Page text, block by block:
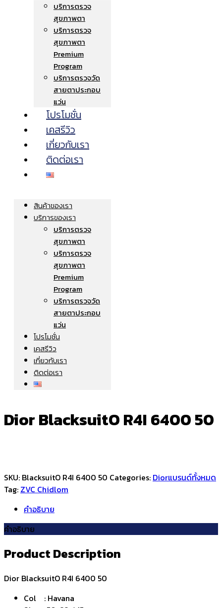
บริการตรวจ
สุขภาพตา
บริการตรวจ
สุขภาพตา
Premium
Program
บริการตรวจวัด
สายตาประกอบ
แว่น
โปรโมชั่น
เคสรีวิว
เกี่ยวกับเรา
ติดต่อเรา
สินค้าของเรา
บริการของเรา
บริการตรวจ
สุขภาพตา
บริการตรวจ
สุขภาพตา
Premium
Program
บริการตรวจวัด
สายตาประกอบ
แว่น
โปรโมชั่น
เคสรีวิว
เกี่ยวกับเรา
ติดต่อเรา
Dior BlacksuitO R4I 6400 50
SKU: BlacksuitO R4I 6400 50 Categories: Diorแบรนด์ทั้งหมด
Tag: ZVC Chidlom
คำอธิบาย
คำอธิบาย
Product Description
Dior BlacksuitO R4I 6400 50
Col : Havana